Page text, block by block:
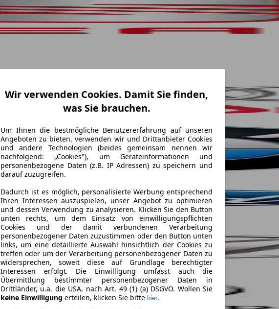
Wir verwenden Cookies. Damit Sie finden,
was Sie brauchen.
Um Ihnen die bestmögliche Benutzererfahrung auf unseren
Angeboten zu bieten, verwenden wir und Drittanbieter Cookies
und andere Technologien (beides gemeinsam nennen wir
nachfolgend: „Cookies"), um Geräteinformationen und
personenbezogene Daten (z.B. IP Adressen) zu speichern und
darauf zuzugreifen.
Dadurch ist es möglich, personalisierte Werbung entsprechend
Ihren Interessen auszuspielen, unser Angebot zu optimieren
und dessen Verwendung zu analysieren. Klicken Sie den Button
unten rechts, um dem Einsatz von einwilligungspflichten
Cookies und der damit verbundenen Verarbeitung
personenbezogener Daten zuzustimmen oder den Button unten
links, um eine detaillierte Auswahl hinsichtlich der Cookies zu
treffen oder um der Verarbeitung personenbezogener Daten zu
widersprechen, soweit diese auf Grundlage berechtigter
Interessen erfolgt. Die Einwilligung umfasst auch die
Übermittlung bestimmter personenbezogener Daten in
Drittländer, u.a. die USA, nach Art. 49 (1) (a) DSGVO. Wollen Sie
keine Einwilligung erteilen, klicken Sie bitte hier.